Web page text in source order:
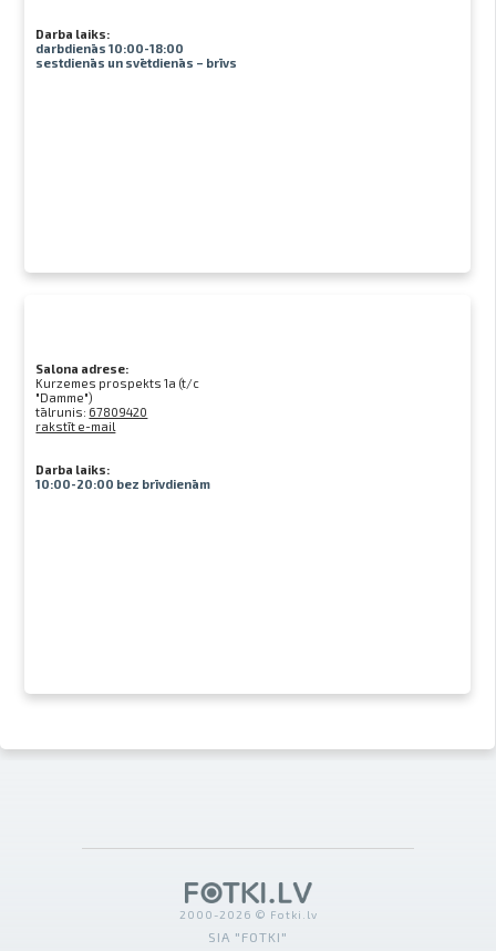
Darba laiks:
darbdienās 10:00-18:00
sestdienās un svētdienās – brīvs
Salona adrese:
Kurzemes prospekts 1a (t/c
"Damme")
tālrunis: 67809420
rakstīt e-mail
Darba laiks:
10:00-20:00 bez brīvdienām
2000-2026 © Fotki.lv
SIA "FOTKI"